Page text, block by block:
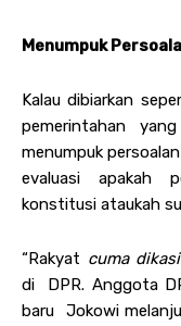
Menumpuk
Kalau dibiarkan
pemerintahan
menumpuk
evaluasi apakah
konstitusi ataukah
“Rakyat cuma
di DPR. Anggota
baru Jokowi